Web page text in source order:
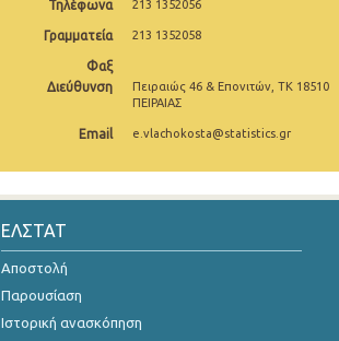
Φεβρουαρίου 2025
Ιανουαρίου 2025
Δεκεμβρίου 2024
Οκτωβρίου 2024
Σεπτεμβρίου 2024
Αυγούστου 2024
Τηλέφωνα 213 1352056
Γραμματεία 213 1352058
Φαξ
Διεύθυνση
Πειραιώς 46 & Επονιτών, ΤΚ 18510
ΠΕΙΡΑΙΑΣ
Email e.vlachokosta@statistics.gr
ΕΛΣΤΑΤ
Αποστολή
Παρουσίαση
Ιστορική ανασκόπηση